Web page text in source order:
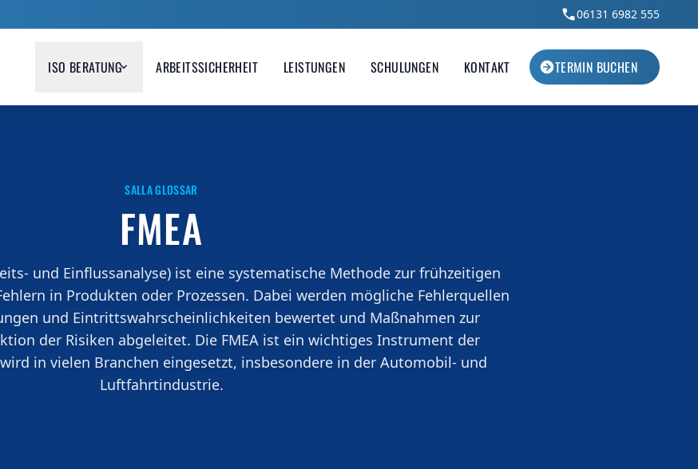
06131 6982 555
ISO BERATUNG ARBEITSSICHERHEIT LEISTUNGEN SCHULUNGEN KONTAKT TERMIN BUCHEN
SALLA GLOSSAR
FMEA
und Einflussanalyse) ist eine systematische Methode zur frühzeitigen
in Produkten oder Prozessen. Dabei werden mögliche Fehlerquellen
und Eintrittswahrscheinlichkeiten bewertet und Maßnahmen zur
der Risiken abgeleitet. Die FMEA ist ein wichtiges Instrument der
in vielen Branchen eingesetzt, insbesondere in der Automobil- und
Luftfahrtindustrie.